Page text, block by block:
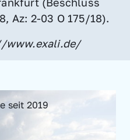
Az: 2-03 O 175/18).
www.exali.de/
seit 2019